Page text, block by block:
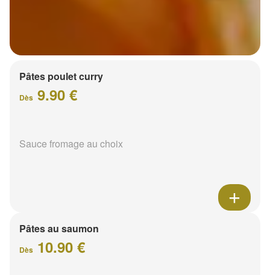
Pâtes poulet curry
Dès 9.90 €
Sauce fromage au choix
Pâtes au saumon
Dès 10.90 €